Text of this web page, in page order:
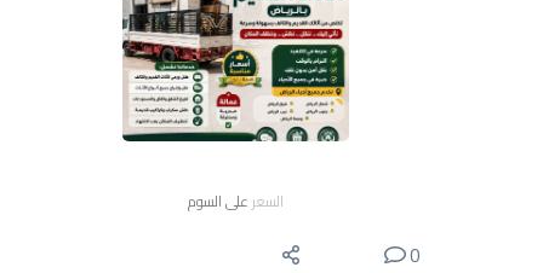
السعر على السوم
0